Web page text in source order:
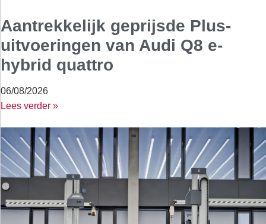
Aantrekkelijk geprijsde Plus-
uitvoeringen van Audi Q8 e-
hybrid quattro
06/08/2026
Lees verder »